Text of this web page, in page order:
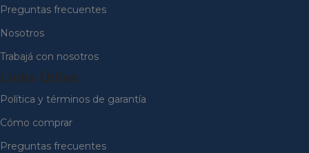
Preguntas frecuentes
Nosotros
Trabajá con nosotros
Links Útiles
Política y términos de garantía
Cómo comprar
Preguntas frecuentes